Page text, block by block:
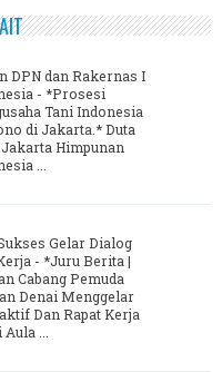
DPN dan Rakernas I
- *Prosesi
Tani Indonesia
di Jakarta.* Duta
Himpunan
...
Gelar Dialog
- *Juru Berita |
Cabang Pemuda
Denai Menggelar
Dan Rapat Kerja
...